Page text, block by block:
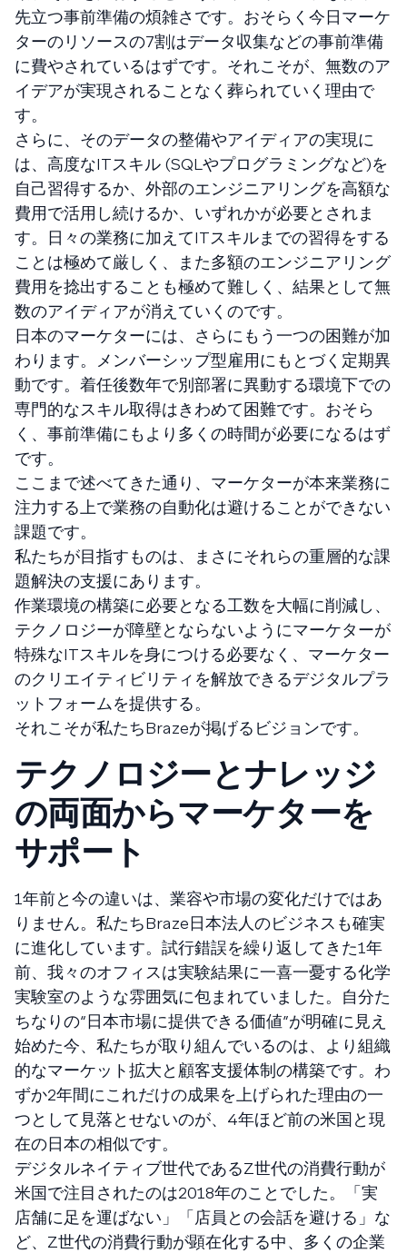
先立つ事前準備の煩雑さです。おそらく今日マーケ
ターのリソースの7割はデータ収集などの事前準備
に費やされているはずです。それこそが、無数のア
イデアが実現されることなく葬られていく理由で
す。
さらに、そのデータの整備やアイディアの実現に
は、高度なITスキル (SQLやプログラミングなど)を
自己習得するか、外部のエンジニアリングを高額な
費用で活用し続けるか、いずれかが必要とされま
す。日々の業務に加えてITスキルまでの習得をする
ことは極めて厳しく、また多額のエンジニアリング
費用を捻出することも極めて難しく、結果として無
数のアイディアが消えていくのです。
日本のマーケターには、さらにもう一つの困難が加
わります。メンバーシップ型雇用にもとづく定期異
動です。着任後数年で別部署に異動する環境下での
専門的なスキル取得はきわめて困難です。おそら
く、事前準備にもより多くの時間が必要になるはず
です。
ここまで述べてきた通り、マーケターが本来業務に
注力する上で業務の自動化は避けることができない
課題です。
私たちが目指すものは、まさにそれらの重層的な課
題解決の支援にあります。
作業環境の構築に必要となる工数を大幅に削減し、
テクノロジーが障壁とならないようにマーケターが
特殊なITスキルを身につける必要なく、マーケター
のクリエイティビリティを解放できるデジタルプラ
ットフォームを提供する。
それこそが私たちBrazeが掲げるビジョンです。
テクノロジーとナレッジ
の両面からマーケターを
サポート
1年前と今の違いは、業容や市場の変化だけではあ
りません。私たちBraze日本法人のビジネスも確実
に進化しています。試行錯誤を繰り返してきた1年
前、我々のオフィスは実験結果に一喜一憂する化学
実験室のような雰囲気に包まれていました。自分た
ちなりの“日本市場に提供できる価値”が明確に見え
始めた今、私たちが取り組んでいるのは、より組織
的なマーケット拡大と顧客支援体制の構築です。わ
ずか2年間にこれだけの成果を上げられた理由の一
つとして見落とせないのが、4年ほど前の米国と現
在の日本の相似です。
デジタルネイティブ世代であるZ世代の消費行動が
米国で注目されたのは2018年のことでした。「実
店舗に足を運ばない」「店員との会話を避ける」な
ど、Z世代の消費行動が顕在化する中、多くの企業